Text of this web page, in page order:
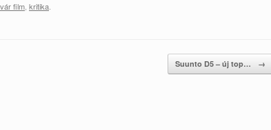
film kritika
Suunto D5 – új top… →